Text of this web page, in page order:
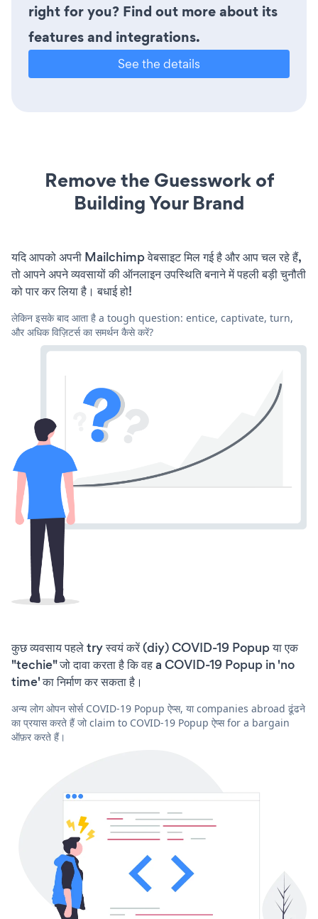
right for you? Find out more about its
features and integrations.
See the details
Remove the Guesswork of
Building Your Brand
यदि आपको अपनी Mailchimp वेबसाइट मिल गई है और आप चल रहे हैं,
तो आपने अपने व्यवसायों की ऑनलाइन उपस्थिति बनाने में पहली बड़ी चुनौती
को पार कर लिया है। बधाई हो!
लेकिन इसके बाद आता है a tough question: entice, captivate, turn,
और अधिक विज़िटर्स का समर्थन कैसे करें?
कुछ व्यवसाय पहले try स्वयं करें (diy) COVID-19 Popup या एक
"techie" जो दावा करता है कि वह a COVID-19 Popup in 'no
time' का निर्माण कर सकता है।
अन्य लोग ओपन सोर्स COVID-19 Popup ऐप्स, या companies abroad ढूंढने
का प्रयास करते हैं जो claim to COVID-19 Popup ऐप्स for a bargain
ऑफ़र करते हैं।